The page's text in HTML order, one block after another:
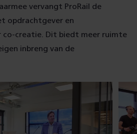
vervangt ProRail de
opdrachtgever en
co-creatie. Dit biedt meer ruimte
inbreng van de